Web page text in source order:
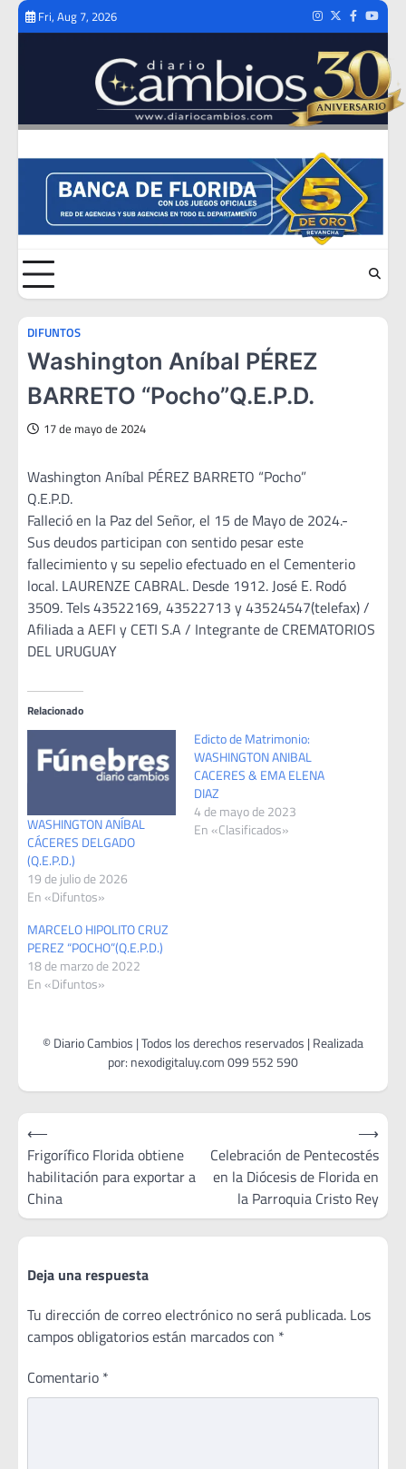
Skip
Fri, Aug 7, 2026 Instagram
TwitterFacebook
DIFUNTOS
Washington Aníbal PÉREZ
BARRETO “Pocho”Q.E.P.D.
17 de mayo de 2024
Washington Aníbal PÉREZ BARRETO “Pocho”
Q.E.P.D.
Falleció en la Paz del Señor, el 15 de Mayo de 2024.-
Sus deudos participan con sentido pesar este
fallecimiento y su sepelio efectuado en el Cementerio
local. LAURENZE CABRAL. Desde 1912. José E. Rodó
3509. Tels 43522169, 43522713 y 43524547(telefax) /
Afiliada a AEFI y CETI S.A / Integrante de CREMATORIOS
DEL URUGUAY
Relacionado
WASHINGTON ANÍBAL
CÁCERES DELGADO
(Q.E.P.D.)
19 de julio de 2026
En «Difuntos»
Edicto de Matrimonio:
WASHINGTON ANIBAL
CACERES & EMA ELENA
DIAZ
4 de mayo de 2023
En «Clasificados»
MARCELO HIPOLITO CRUZ
PEREZ “POCHO”(Q.E.P.D.)
18 de marzo de 2022
En «Difuntos»
Navegación
de
entradas
⟵
Frigorífico Florida obtiene
habilitación para exportar a
China
Celebración de Pentecostés
en la Diócesis de Florida en
la Parroquia Cristo Rey
⟶
Deja una respuesta
Tu dirección de correo electrónico no será publicada. Los
campos obligatorios están marcados con *
Comentario *